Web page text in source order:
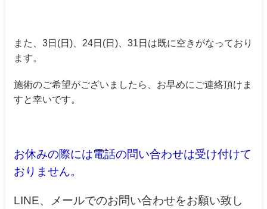
また、3日(日)、24日(日)、31日は既に空きがなっており
ます。
施術のご希望がございましたら、お早めにご連絡頂けま
すと幸いです。
お休みの際には電話の問い合わせは受け付けて
おりません。
LINE、メールでのお問い合わせをお願い致し